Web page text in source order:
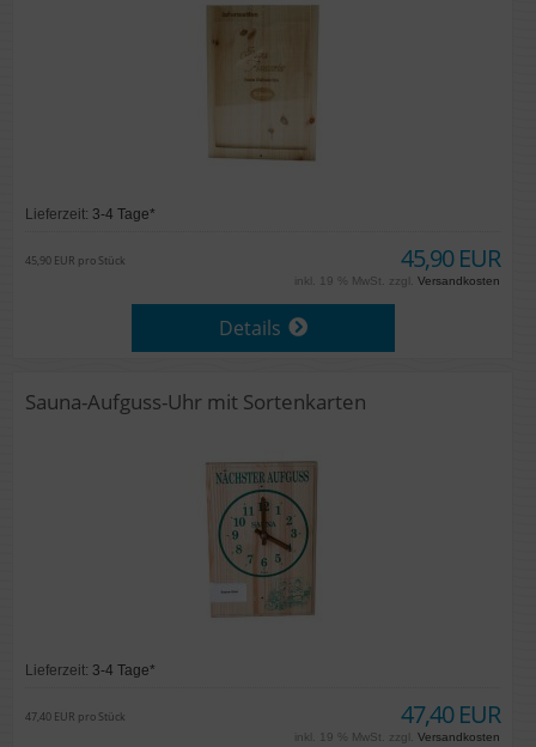
Lieferzeit: 3-4 Tage*
45,90 EUR
45,90 EUR pro Stück
inkl. 19 % MwSt. zzgl.Versandkosten
Details
Sauna-Aufguss-Uhr mit Sortenkarten
Lieferzeit: 3-4 Tage*
47,40 EUR
47,40 EUR pro Stück
inkl. 19 % MwSt. zzgl.Versandkosten